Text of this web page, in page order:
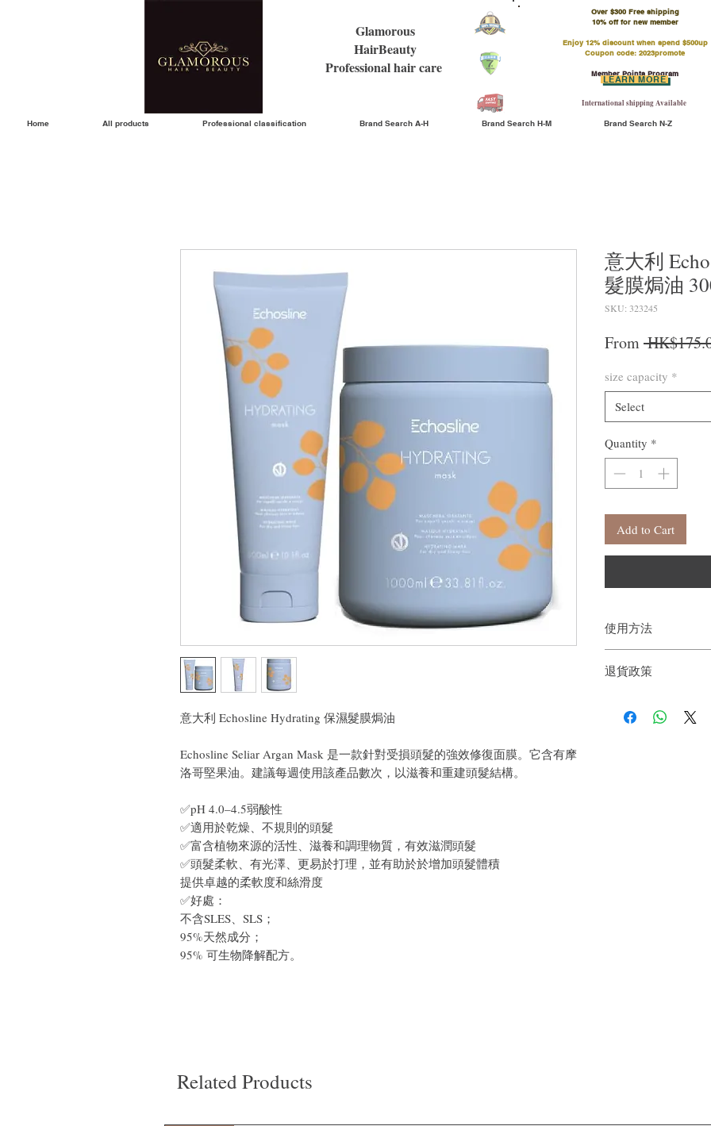
Glamorous
HairBeauty
Professional hair care
Over $300 Free shipping
​10% off for new member
Enjoy 12% discount when spend $500up
Coupon code: 2023promote
Member Points Program
International shipping Available
LEARN MORE
Home All products Professional classification Brand Search A-H Brand Search H-M Brand Search N-Z
意大利 Echosline Hydrating 保濕髮膜焗油
Echosline Seliar Argan Mask 是一款針對受損頭髮的強效修復面膜。它含有摩
洛哥堅果油。建議每週使用該產品數次，以滋養和重建頭髮結構。
✅pH 4.0–4.5弱酸性
✅適用於乾燥、不規則的頭髮
✅富含植物來源的活性、滋養和調理物質，有效滋潤頭髮
✅頭髮柔軟、有光澤、更易於打理，並有助於於增加頭髮體積
提供卓越的柔軟度和絲滑度
✅好處：
不含SLES、SLS；
95%天然成分；
95% 可生物降解配方。
意大利
髮膜焗油
SKU: 323245
From
size capacity *
Select
Quantity *
Add to Cart
使用方法
針對強效髮質療程建
於吹髮或整髮時所產
退貨政策
戶。首先，您需要在
Related Products